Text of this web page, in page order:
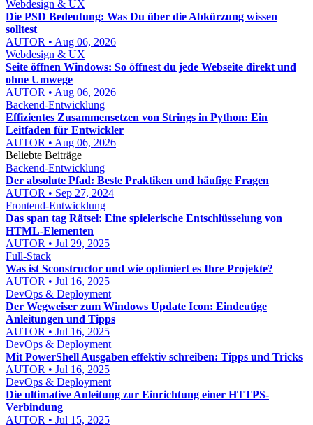
Webdesign & UX
Die PSD Bedeutung: Was Du über die Abkürzung wissen
solltest
AUTOR • Aug 06, 2026
Webdesign & UX
Seite öffnen Windows: So öffnest du jede Webseite direkt und
ohne Umwege
AUTOR • Aug 06, 2026
Backend-Entwicklung
Effizientes Zusammensetzen von Strings in Python: Ein
Leitfaden für Entwickler
AUTOR • Aug 06, 2026
Beliebte Beiträge
Backend-Entwicklung
Der absolute Pfad: Beste Praktiken und häufige Fragen
AUTOR • Sep 27, 2024
Frontend-Entwicklung
Das span tag Rätsel: Eine spielerische Entschlüsselung von
HTML-Elementen
AUTOR • Jul 29, 2025
Full-Stack
Was ist Sconstructor und wie optimiert es Ihre Projekte?
AUTOR • Jul 16, 2025
DevOps & Deployment
Der Wegweiser zum Windows Update Icon: Eindeutige
Anleitungen und Tipps
AUTOR • Jul 16, 2025
DevOps & Deployment
Mit PowerShell Ausgaben effektiv schreiben: Tipps und Tricks
AUTOR • Jul 16, 2025
DevOps & Deployment
Die ultimative Anleitung zur Einrichtung einer HTTPS-
Verbindung
AUTOR • Jul 15, 2025